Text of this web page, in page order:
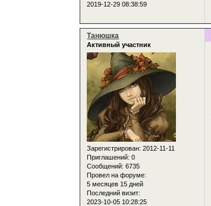
2019-12-29 08:38:59
Танюшка
Активный участник
Зарегистрирован: 2012-11-11
Приглашений: 0
Сообщений: 6735
Провел на форуме:
5 месяцев 15 дней
Последний визит:
2023-10-05 10:28:25